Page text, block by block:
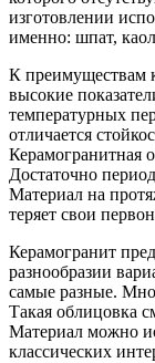
изготовлении
именно: шпат,
К преимуществам
высокие
температурных
отличается
Керамогранитная
Достаточно
Материал на
теряет свои
Керамогранит
разнообразии
самые разные.
Такая облицовка
Материал можно
классических